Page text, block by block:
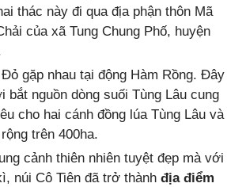
thác này đi qua địa phận thôn Mã
của xã Tung Chung Phố, huyện
gặp nhau tại động Hàm Rồng. Đây
bắt nguồn dòng suối Tùng Lâu cung
cho hai cánh đồng lúa Tùng Lâu và
trên 400ha.
cảnh thiên nhiên tuyệt đẹp mà với
núi Cô Tiên đã trở thành địa điểm